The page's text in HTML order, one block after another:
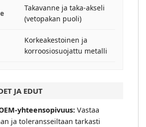
Takavanne ja taka-akseli
(vetopakan puoli)
Korkeakestoinen ja
korroosiosuojattu metalli
JA EDUT
yhteensopivuus: Vastaa
ja toleransseiltaan tarkasti